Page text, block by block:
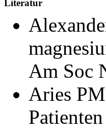
Literatur
Am Soc
Aries